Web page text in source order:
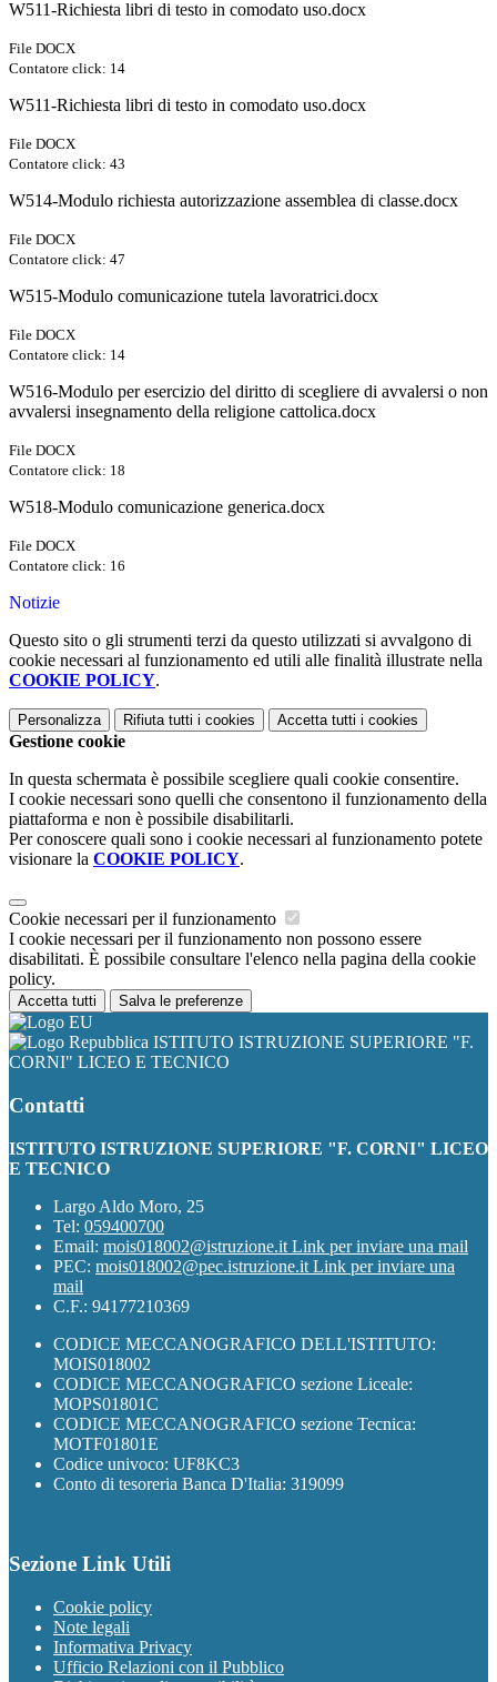
W511-Richiesta libri di testo in comodato uso.docx
File DOCX
Contatore click: 14
W511-Richiesta libri di testo in comodato uso.docx
File DOCX
Contatore click: 43
W514-Modulo richiesta autorizzazione assemblea di classe.docx
File DOCX
Contatore click: 47
W515-Modulo comunicazione tutela lavoratrici.docx
File DOCX
Contatore click: 14
W516-Modulo per esercizio del diritto di scegliere di avvalersi o non
avvalersi insegnamento della religione cattolica.docx
File DOCX
Contatore click: 18
W518-Modulo comunicazione generica.docx
File DOCX
Contatore click: 16
Notizie
Questo sito o gli strumenti terzi da questo utilizzati si avvalgono di
cookie necessari al funzionamento ed utili alle finalità illustrate nella
COOKIE POLICY.
Personalizza Rifiuta tutti i cookies Accetta tutti i cookies
Gestione cookie
In questa schermata è possibile scegliere quali cookie consentire.
I cookie necessari sono quelli che consentono il funzionamento della
piattaforma e non è possibile disabilitarli.
Per conoscere quali sono i cookie necessari al funzionamento potete
visionare la COOKIE POLICY.
Cookie necessari per il funzionamento
I cookie necessari per il funzionamento non possono essere
disabilitati. È possibile consultare l'elenco nella pagina della cookie
policy.
Accetta tutti Salva le preferenze
ISTITUTO ISTRUZIONE SUPERIORE "F.
CORNI" LICEO E TECNICO
Contatti
ISTITUTO ISTRUZIONE SUPERIORE "F. CORNI" LICEO
E TECNICO
Largo Aldo Moro, 25
Tel: 059400700
Email: mois018002@istruzione.it Link per inviare una mail
PEC: mois018002@pec.istruzione.it Link per inviare una
mail
C.F.: 94177210369
CODICE MECCANOGRAFICO DELL'ISTITUTO:
MOIS018002
CODICE MECCANOGRAFICO sezione Liceale:
MOPS01801C
CODICE MECCANOGRAFICO sezione Tecnica:
MOTF01801E
Codice univoco: UF8KC3
Conto di tesoreria Banca D'Italia: 319099
Sezione Link Utili
Cookie policy
Note legali
Informativa Privacy
Ufficio Relazioni con il Pubblico